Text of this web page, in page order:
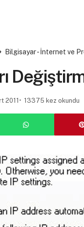
Bilgisayar - İnternet ve
2011 13375 kez okundu